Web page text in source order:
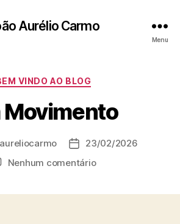
Aurélio Carmo
Menu
Categorias
VINDO AO BLOG
Movimento
Data
de
23/02/2026
Nenhum comentárioem